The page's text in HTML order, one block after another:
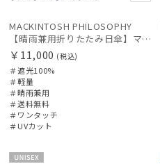
レディース
カテゴリー
MACKINTOSH PHILOSOPHY
【晴雨兼用折りたたみ日傘】マッキントッシュ フィロソフィー (MACKINTOSH PHILOSOPHY) バーブレラ サンプロテクト（SUNPROTECT）自動開閉 遮光100
￥11,000 (税込)
＃遮光100%
＃軽量
＃晴雨兼用
＃送料無料
＃ワンタッチ
＃UVカット